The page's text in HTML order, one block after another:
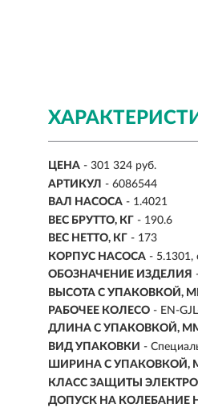
ЦЕНА - 301 324 руб.
АРТИКУЛ - 6086544
ВАЛ НАСОСА - 1.4021
ВЕС БРУТТО, КГ - 190.6
ВЕС НЕТТО, КГ - 173
КОРПУС НАСОСА - 5.1301,
ОБОЗНАЧЕНИЕ ИЗДЕЛИЯ
ВЫСОТА С УПАКОВКОЙ,
РАБОЧЕЕ КОЛЕСО - EN-
ДЛИНА С УПАКОВКОЙ,
ВИД УПАКОВКИ -
ШИРИНА С УПАКОВКОЙ,
КЛАСС ЗАЩИТЫ
ДОПУСК НА КОЛЕБАНИЕ